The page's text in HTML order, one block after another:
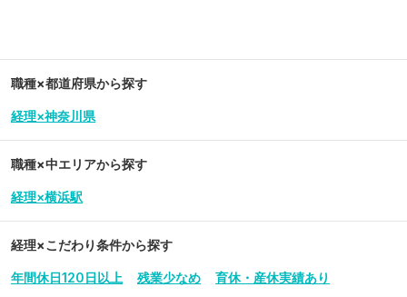
職種×都道府県から探す
経理×神奈川県
職種×中エリアから探す
経理×横浜駅
経理×こだわり条件から探す
年間休日120日以上 残業少なめ 育休・産休実績あり